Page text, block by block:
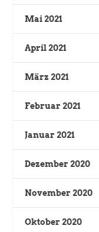
Mai 2021
April 2021
März 2021
Februar 2021
Januar 2021
Dezember 2020
November 2020
Oktober 2020